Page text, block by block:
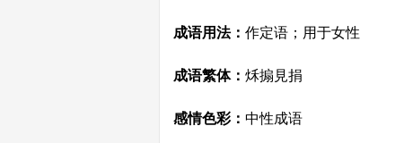
成语用法： 作定语；用于女性
成语繁体： 秌搧見捐
感情色彩： 中性成语